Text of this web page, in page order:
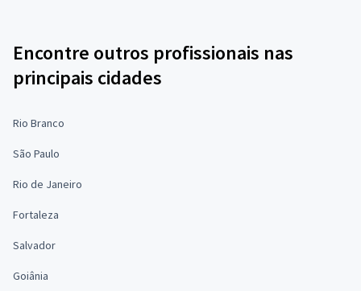
Encontre outros profissionais nas
principais cidades
Rio Branco
São Paulo
Rio de Janeiro
Fortaleza
Salvador
Goiânia